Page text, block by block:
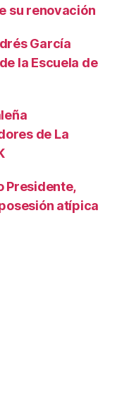
su renovación
García
la Escuela de
de La
Presidente,
atípica